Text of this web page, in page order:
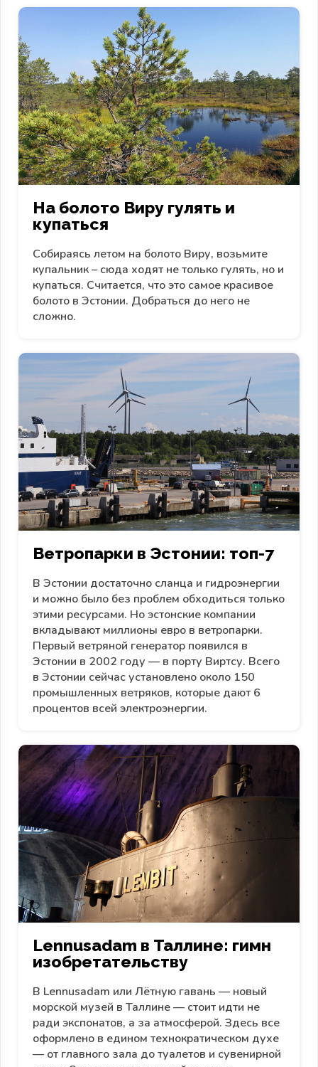
На болото Виру гулять и
купаться
Собираясь летом на болото Виру, возьмите
купальник – сюда ходят не только гулять, но и
купаться. Считается, что это самое красивое
болото в Эстонии. Добраться до него не
сложно.
Ветропарки в Эстонии: топ-7
В Эстонии достаточно сланца и гидроэнергии
и можно было без проблем обходиться только
этими ресурсами. Но эстонские компании
вкладывают миллионы евро в ветропарки.
Первый ветряной генератор появился в
Эстонии в 2002 году — в порту Виртсу. Всего
в Эстонии сейчас установлено около 150
промышленных ветряков, которые дают 6
процентов всей электроэнергии.
Lennusadam в Таллине: гимн
изобретательству
В Lennusadam или Лётную гавань — новый
морской музей в Таллине — стоит идти не
ради экспонатов, а за атмосферой. Здесь все
оформлено в едином технократическом духе
— от главного зала до туалетов и сувенирной